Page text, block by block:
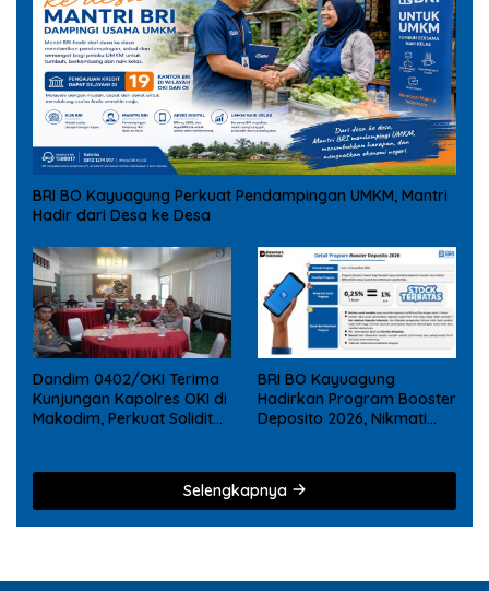
BRI BO Kayuagung Perkuat Pendampingan UMKM, Mantri
Hadir dari Desa ke Desa
Dandim 0402/OKI Terima
Kunjungan Kapolres OKI di
Makodim, Perkuat Soliditas
BRI BO Kayuagung
Hadirkan Program Booster
Deposito 2026, Nikmati
Selengkapnya